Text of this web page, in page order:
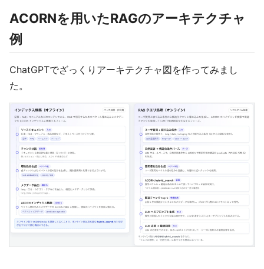
ACORNを用いたRAGのアーキテクチャ
例
ChatGPTでざっくりアーキテクチャ図を作ってみまし
た。